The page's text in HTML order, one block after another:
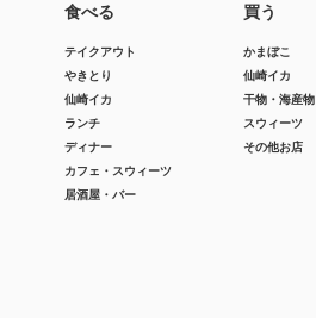
食べる
テイクアウト
やきとり
仙崎イカ
ランチ
ディナー
カフェ・スウィーツ
居酒屋・バー
買う
かまぼこ
仙崎イカ
干物・海産物
スウィーツ
その他お店